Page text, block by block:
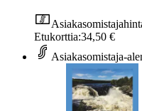
Etukorttia:34,50 €
Asiakasomistaja-